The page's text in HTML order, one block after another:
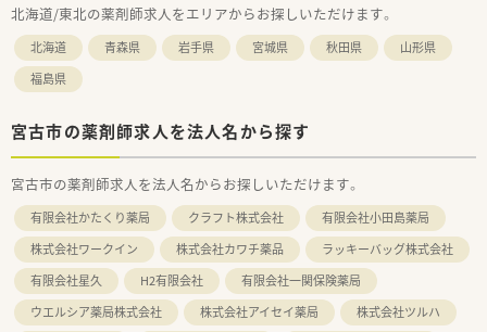
北海道/東北の薬剤師求人をエリアからお探しいただけます。
北海道 青森県 岩手県 宮城県 秋田県
山形県
福島県
宮古市の薬剤師求人を法人名から探す
宮古市の薬剤師求人を法人名からお探しいただけます。
有限会社かたくり薬局 クラフト株式会社
有限会社小田島薬局
株式会社ワークイン
株式会社カワチ薬品
ラッキーバッグ株式会社
有限会社星久
H2有限会社
有限会社一関保険薬局
ウエルシア薬局株式会社
株式会社アイセイ薬局
株式会社ツルハ